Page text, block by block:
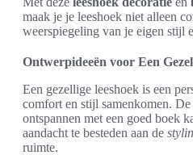
maak je je leeshoek niet alleen
weerspiegeling van je eigen stijl
Ontwerpideeën voor Een
Een gezellige leeshoek is een
comfort en stijl samenkomen.
ontspannen met een goed boek
aandacht te besteden aan de
ruimte.